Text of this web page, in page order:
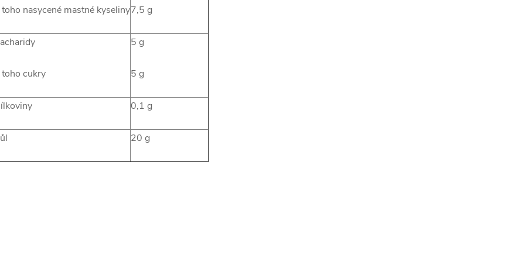
toho nasycené mastné kyseliny7,5 g
toho cukry
5 g
5 g
0,1 g
20 g